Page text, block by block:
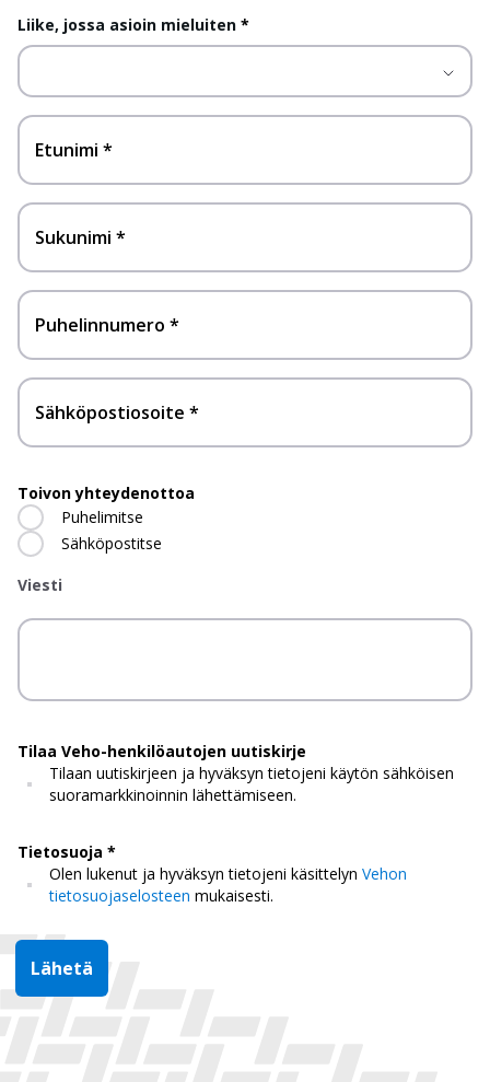
Liike, jossa asioin mieluiten *
Etunimi
Sukunimi
Puhelinnumero
Sähköpostiosoite
Toivon yhteydenottoa
Puhelimitse
Sähköpostitse
Viesti
Tilaa Veho-henkilöautojen uutiskirje
Tilaan uutiskirjeen ja hyväksyn tietojeni käytön sähköisen
suoramarkkinoinnin lähettämiseen.
Tietosuoja
Olen lukenut ja hyväksyn tietojeni käsittelyn Vehon
tietosuojaselosteen mukaisesti.
Lähetä